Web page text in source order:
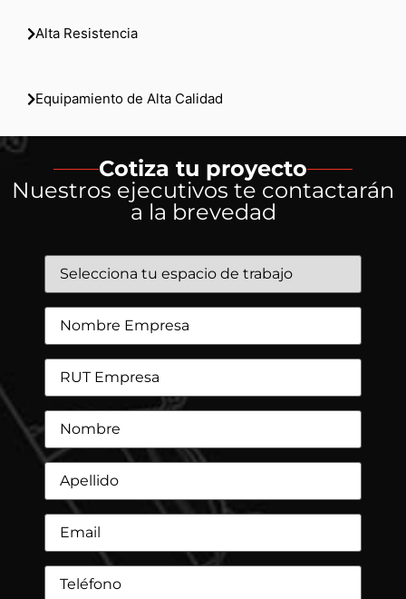
Alta Resistencia
Equipamiento de Alta Calidad
Cotiza tu proyecto
Nuestros ejecutivos te contactarán
a la brevedad
Selecciona
tus
espacios
de
interés:*
Nombre
Empresa*
RUT
Empresa*
Nombre*
Apellido*
Email*
Teléfono*